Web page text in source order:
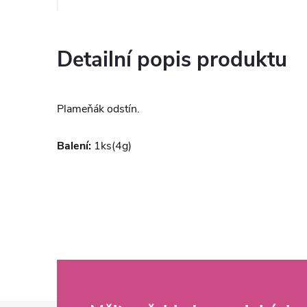
Detailní popis produktu
Plameňák odstín.
Balení: 1ks(4g)